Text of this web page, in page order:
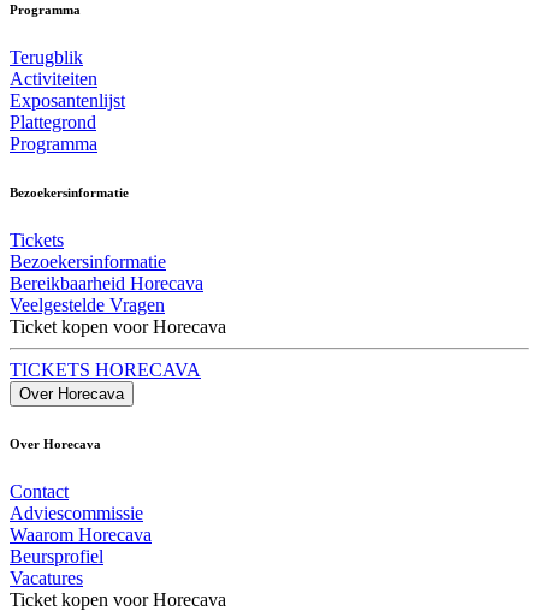
Programma
Terugblik
Activiteiten
Exposantenlijst
Plattegrond
Programma
Bezoekersinformatie
Tickets
Bezoekersinformatie
Bereikbaarheid Horecava
Veelgestelde Vragen
Ticket kopen voor Horecava
TICKETS HORECAVA
Over Horecava
Over Horecava
Contact
Adviescommissie
Waarom Horecava
Beursprofiel
Vacatures
Ticket kopen voor Horecava